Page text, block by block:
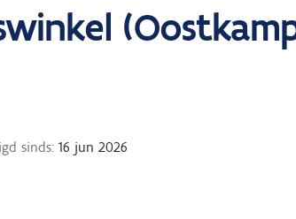
sinds: 16 jun 2026